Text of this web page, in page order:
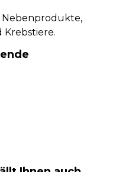
Nebenprodukte,
Krebstiere.